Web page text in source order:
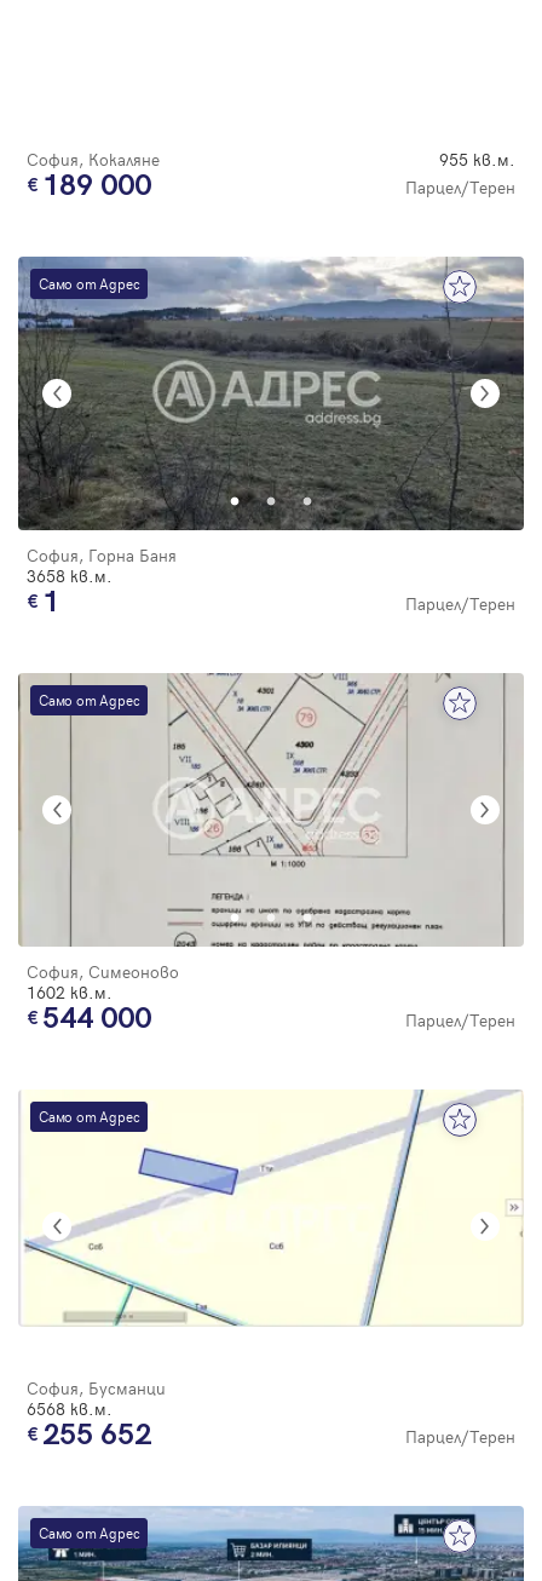
София, Кокаляне 955 кв.м.
189 000 Парцел/Терен
Само от Адрес
София, Горна Баня
3658 кв.м.
1 Парцел/Терен
Само от Адрес
София, Симеоново
1602 кв.м.
544 000 Парцел/Терен
Само от Адрес
София, Бусманци
6568 кв.м.
255 652 Парцел/Терен
Само от Адрес